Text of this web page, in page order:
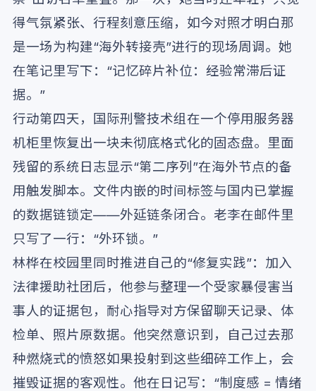
得气氛紧张、行程刻意压缩，如今对照才明白那
是一场为构建“海外转接壳”进行的现场周调。她
在笔记里写下：“记忆碎片补位：经验常滞后证
据。”
行动第四天，国际刑警技术组在一个停用服务器
机柜里恢复出一块未彻底格式化的固态盘。里面
残留的系统日志显示“第二序列”在海外节点的备
用触发脚本。文件内嵌的时间标签与国内已掌握
的数据链锁定——外延链条闭合。老李在邮件里
只写了一行：“外环锁。”
林桦在校园里同时推进自己的“修复实践”：加入
法律援助社团后，他参与整理一个受家暴侵害当
事人的证据包，耐心指导对方保留聊天记录、体
检单、照片原数据。他突然意识到，自己过去那
种燃烧式的愤怒如果投射到这些细碎工作上，会
摧毁证据的客观性。他在日记写：“制度感 = 情绪